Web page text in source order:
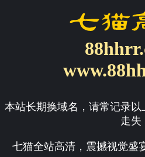
本站长期换域名，请常记录
走失
七猫全站高清，震撼视觉盛